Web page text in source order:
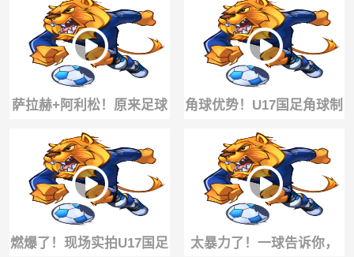
萨拉赫+阿利松！原来足球
可以是门将+前锋的运动
角球优势！U17国足角球制
造混乱，孔玺诺门前捅进
球门
燃爆了！现场实拍U17国足
太暴力了！一球告诉你，